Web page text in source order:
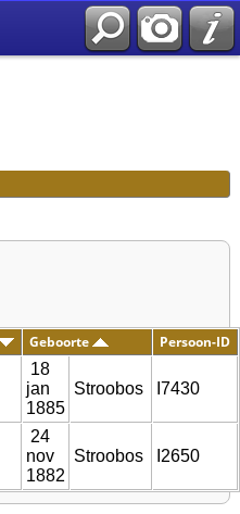
Geboorte Persoon-ID
18
jan
1885
Stroobos I7430
24
nov
1882
Stroobos I2650